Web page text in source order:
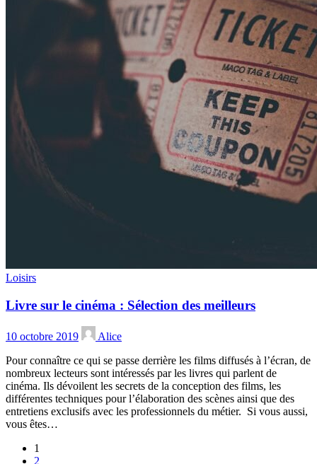
Loisirs
Livre sur le cinéma : Sélection des meilleurs
10 octobre 2019
Alice
Pour connaître ce qui se passe derrière les films diffusés à l’écran, de
nombreux lecteurs sont intéressés par les livres qui parlent de
cinéma. Ils dévoilent les secrets de la conception des films, les
différentes techniques pour l’élaboration des scènes ainsi que des
entretiens exclusifs avec les professionnels du métier. Si vous aussi,
vous êtes…
1
2